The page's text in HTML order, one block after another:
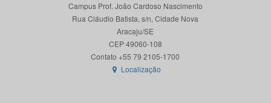
Campus Prof. João Cardoso Nascimento
Rua Cláudio Batista, s/n, Cidade Nova
Aracaju/SE
CEP 49060-108
Localização